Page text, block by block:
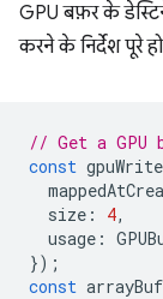
GPU बफ़र के
करने के निर्देश पूरे
// Get a
const
size : 4,
usage :
});
const